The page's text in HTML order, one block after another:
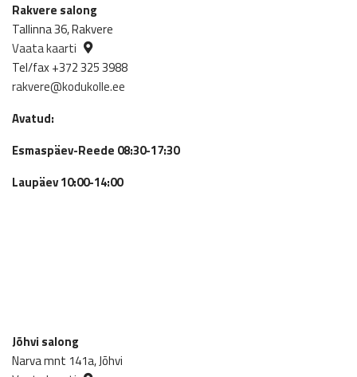
Rakvere salong
Tallinna 36, Rakvere
Vaata kaarti
Tel/fax +372 325 3988
rakvere@kodukolle.ee
Avatud:
Esmaspäev-Reede 08:30-17:30
Laupäev 10:00-14:00
Jõhvi salong
Narva mnt 141a, Jõhvi